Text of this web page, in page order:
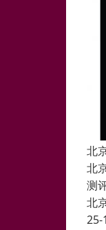
北
北
测
北
25-